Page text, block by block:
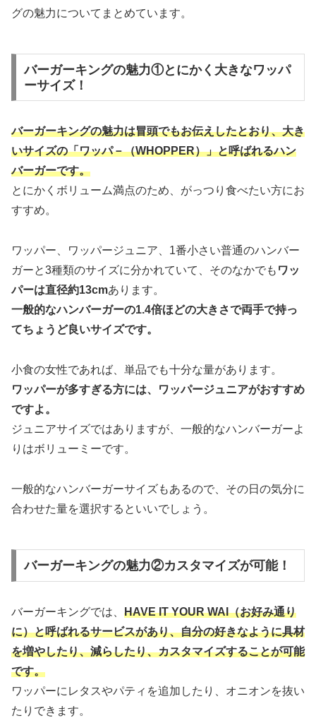
グの魅力についてまとめています。
バーガーキングの魅力①とにかく大きなワッパ
ーサイズ！
バーガーキングの魅力は冒頭でもお伝えしたとおり、大き
いサイズの「ワッパ－（WHOPPER）」と呼ばれるハン
バーガーです。
とにかくボリューム満点のため、がっつり食べたい方にお
すすめ。
ワッパー、ワッパージュニア、1番小さい普通のハンバー
ガーと3種類のサイズに分かれていて、そのなかでも ワッ
パーは直径約13cmあります。
一般的なハンバーガーの1.4倍ほどの大きさで両手で持っ
てちょうど良いサイズです。
小食の女性であれば、単品でも十分な量があります。
ワッパーが多すぎる方には、ワッパージュニアがおすすめ
ですよ。
ジュニアサイズではありますが、一般的なハンバーガーよ
りはボリューミーです。
一般的なハンバーガーサイズもあるので、その日の気分に
合わせた量を選択するといいでしょう。
バーガーキングの魅力②カスタマイズが可能！
バーガーキングでは、 HAVE IT YOUR WAI（お好み通り
に）と呼ばれるサービスがあり、自分の好きなように具材
を増やしたり、減らしたり、カスタマイズすることが可能
です。
ワッパーにレタスやパティを追加したり、オニオンを抜い
たりできます。